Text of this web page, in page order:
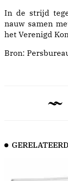
In de strijd
nauw samen
het Verenigd
Bron: